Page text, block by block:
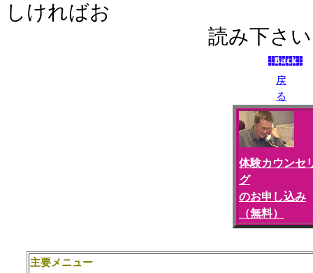
しければお
読み下さい
戻
る
体験カウンセ
グ
のお申し込み
（無料）
主要メニュー